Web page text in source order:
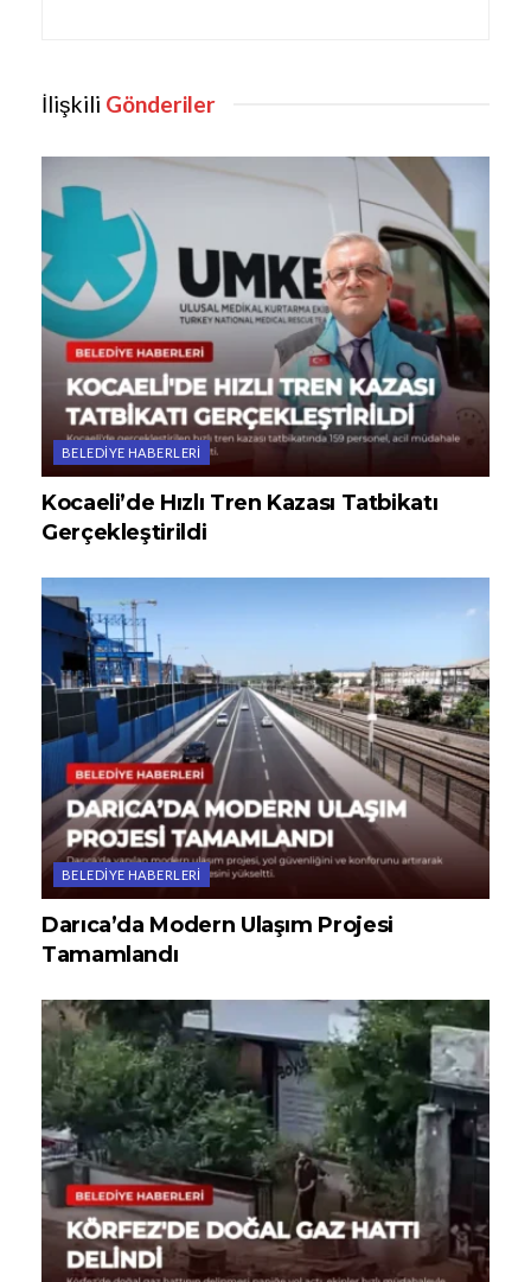
İlişkili Gönderiler
BELEDIYE HABERLERI
Kocaeli’de Hızlı Tren Kazası Tatbikatı
Gerçekleştirildi
BELEDIYE HABERLERI
Darıca’da Modern Ulaşım Projesi
Tamamlandı